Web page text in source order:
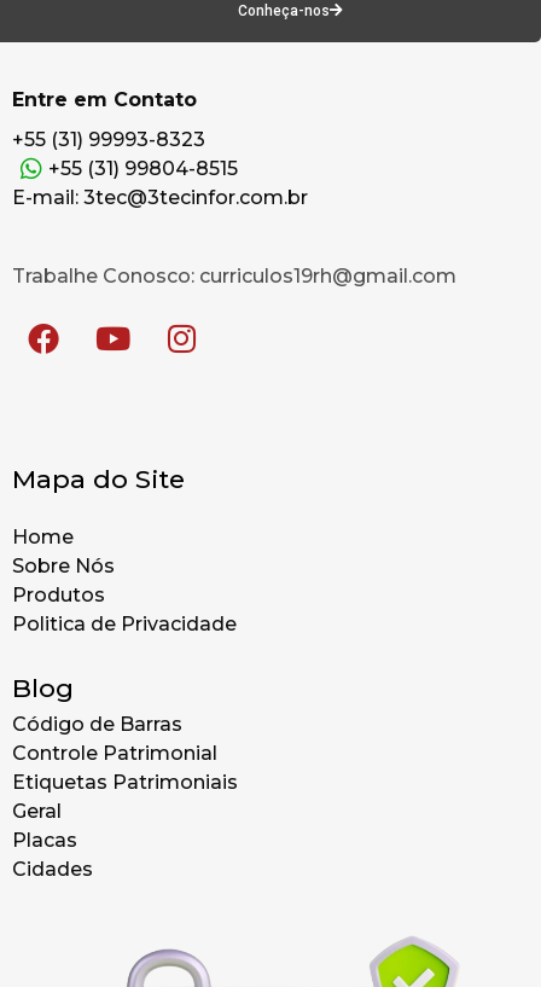
Conheça-nos
Entre em Contato
+55 (31) 99993-8323
+55 (31) 99804-8515
E-mail: 3tec@3tecinfor.com.br
Trabalhe Conosco: curriculos19rh@gmail.com
Mapa do Site
Home
Sobre Nós
Produtos
Politica de Privacidade
Blog
Código de Barras
Controle Patrimonial
Etiquetas Patrimoniais
Geral
Placas
Cidades